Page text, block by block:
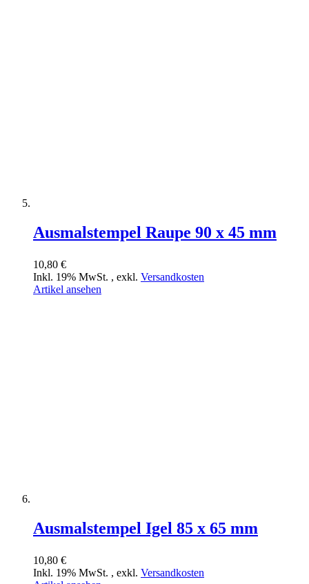
Ausmalstempel Raupe 90 x 45 mm
10,80 €
Inkl. 19% MwSt. , exkl. Versandkosten
Artikel ansehen
Ausmalstempel Igel 85 x 65 mm
10,80 €
Inkl. 19% MwSt. , exkl. Versandkosten